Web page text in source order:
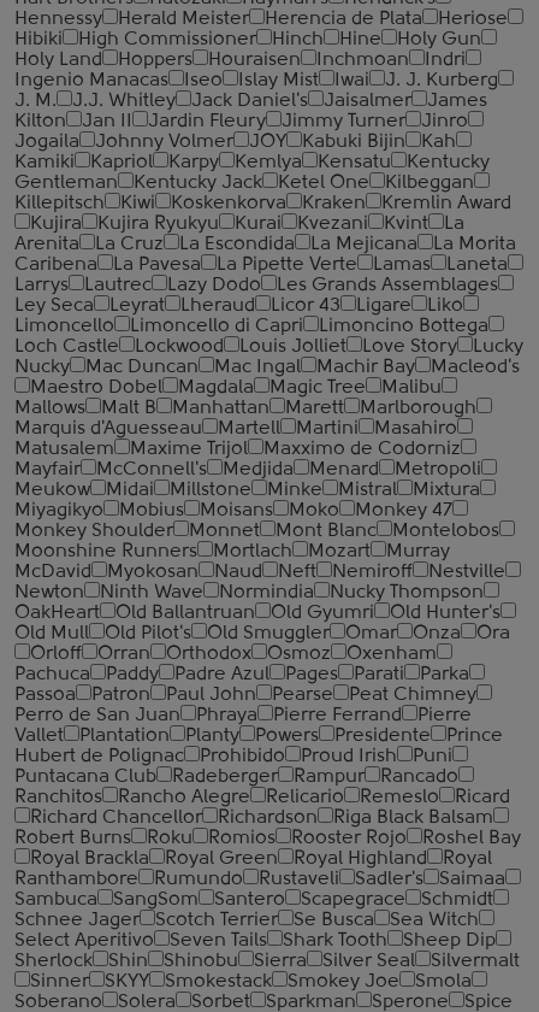
Hennessy
Herald Meister Herencia de Plata
Heriose
Hibiki
High Commissioner Hinch Hine
Holy Gun
Holy Land
Hoppers Houraisen Inchmoan
Indri
Ingenio Manacas
Iseo Islay Mist Iwai
J. J. Kurberg
J. M.
J.J. Whitley Jack Daniel's Jaisalmer
James
Kilton
Jan II Jardin Fleury Jimmy Turner
Jinro
Jogaila
Johnny Volmer JOY Kabuki Bijin
Kah
Kamiki
Kapriol Karpy Kemlya Kensatu
Kentucky
Gentleman
Kentucky Jack Ketel One
Kilbeggan
Killepitsch
Kiwi Koskenkorva Kraken
Kremlin Award
Kujira
Kujira Ryukyu Kurai Kvezani Kvint
La
Arenita
La Cruz La Escondida La Mejicana
La Morita
Caribena
La Pavesa La Pipette Verte Lamas
Laneta
Larrys
Lautrec Lazy Dodo
Les Grands Assemblages
Ley Seca
Leyrat Lheraud Licor 43 Ligare
Liko
Limoncello
Limoncello di Capri
Limoncino Bottega
Loch Castle
Lockwood Louis Jolliet Love Story
Lucky
Nucky
Mac Duncan Mac Ingal Machir Bay
Macleod's
Maestro Dobel
Magdala Magic Tree
Malibu
Mallows
Malt B Manhattan Marett
Marlborough
Marquis d'Aguesseau
Martell Martini
Masahiro
Matusalem
Maxime Trijol
Maxximo de Codorniz
Mayfair
McConnell's Medjida Menard
Metropoli
Meukow
Midai Millstone Minke Mistral
Mixtura
Miyagikyo
Mobius Moisans Moko
Monkey 47
Monkey Shoulder
Monnet Mont Blanc
Montelobos
Moonshine Runners
Mortlach Mozart
Murray
McDavid
Myokosan Naud Neft Nemiroff
Nestville
Newton
Ninth Wave Normindia
Nucky Thompson
OakHeart
Old Ballantruan Old Gyumri
Old Hunter's
Old Mull
Old Pilot's Old Smuggler Omar Onza
Ora
Orloff
Orran Orthodox Osmoz
Oxenham
Pachuca
Paddy Padre Azul Pages Parati
Parka
Passoa
Patron Paul John Pearse
Peat Chimney
Perro de San Juan
Phraya Pierre Ferrand
Pierre
Vallet
Plantation Planty Powers Presidente
Prince
Hubert de Polignac
Prohibido Proud Irish
Puni
Puntacana Club
Radeberger Rampur
Rancado
Ranchitos
Rancho Alegre Relicario Remeslo
Ricard
Richard Chancellor
Richardson
Riga Black Balsam
Robert Burns
Roku Romios Rooster Rojo
Roshel Bay
Royal Brackla
Royal Green Royal Highland
Royal
Ranthambore
Rumundo Rustaveli Sadler's
Saimaa
Sambuca
SangSom Santero Scapegrace
Schmidt
Schnee Jager
Scotch Terrier Se Busca
Sea Witch
Select Aperitivo
Seven Tails Shark Tooth
Sheep Dip
Sherlock
Shin Shinobu Sierra Silver Seal
Silvermalt
Sinner
SKYY Smokestack Smokey Joe
Smola
Soberano
Solera Sorbet Sparkman Sperone
Spice